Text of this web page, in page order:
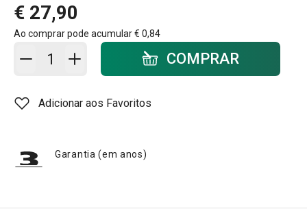
€ 27,90
Ao comprar pode acumular€ 0,84
Adicionar ao carrinho - quantidadeCOMPRAR
Adicionar aos Favoritos
Garantia (em anos)